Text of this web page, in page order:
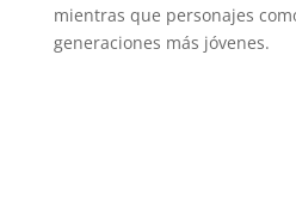
mientras que personajes
generaciones más jóvenes.